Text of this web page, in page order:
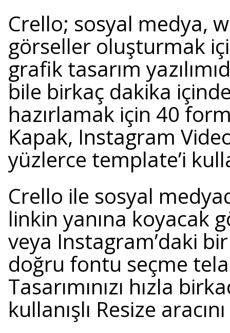
Crello; sosyal medya,
görseller oluşturmak
grafik tasarım
bile birkaç dakika
hazırlamak için 40
Kapak, Instagram
yüzlerce template’i
Crello ile sosyal
linkin yanına koyacak
veya Instagram’daki
doğru fontu seçme
Tasarımınızı hızla
kullanışlı Resize